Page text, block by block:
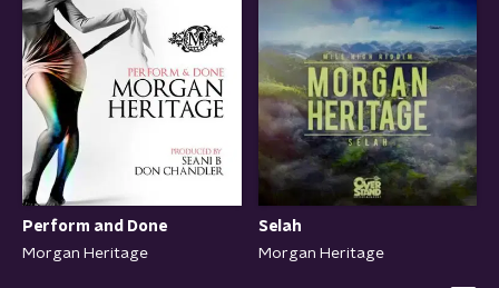
Perform and Done
Morgan Heritage
Selah
Morgan Heritage